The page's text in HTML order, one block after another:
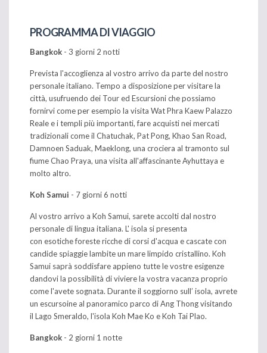
PROGRAMMA DI VIAGGIO
Bangkok - 3 giorni 2 notti
Prevista l'accoglienza al vostro arrivo da parte del nostro
personale italiano. Tempo a disposizione per visitare la
città, usufruendo dei Tour ed Escursioni che possiamo
fornirvi come per esempio la visita Wat Phra Kaew Palazzo
Reale e i templi più importanti, fare acquisti nei mercati
tradizionali come il Chatuchak, Pat Pong, Khao San Road,
Damnoen Saduak, Maeklong, una crociera al tramonto sul
fiume Chao Praya, una visita all'affascinante Ayhuttaya e
molto altro.
Koh Samui - 7 giorni 6 notti
Al vostro arrivo a Koh Samui, sarete accolti dal nostro
personale di lingua italiana. L' isola si presenta
con esotiche foreste ricche di corsi d'acqua e cascate con
candide spiaggie lambite un mare limpido cristallino. Koh
Samui saprà soddisfare appieno tutte le vostre esigenze
dandovi la possibilità di viviere la vostra vacanza proprio
come l'avete sognata. Durante il soggiorno sull’ isola, avrete
un escursoine al panoramico parco di Ang Thong visitando
il Lago Smeraldo, l'isola Koh Mae Ko e Koh Tai Plao.
Bangkok - 2 giorni 1 notte